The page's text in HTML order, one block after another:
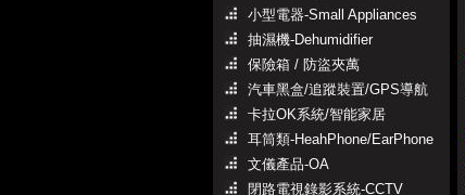
小型電器-Small Appliances
抽濕機-Dehumidifier
保險箱 / 防盜夾萬
汽車黑盒/追蹤裝置/GPS導航
卡拉OK系統/智能家居
耳筒類-HeahPhone/EarPhone
文儀產品-OA
閉路電視錄影系統-CCTV